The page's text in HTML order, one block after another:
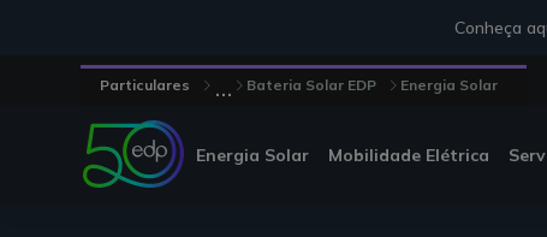
Conheça
Particulares ... Bateria Solar EDP Energia Solar
Energia Solar Mobilidade Elétrica